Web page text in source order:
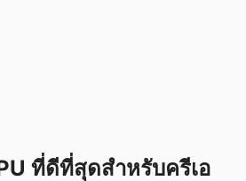
ที่ดีที่สุดสำหรับครีเอ